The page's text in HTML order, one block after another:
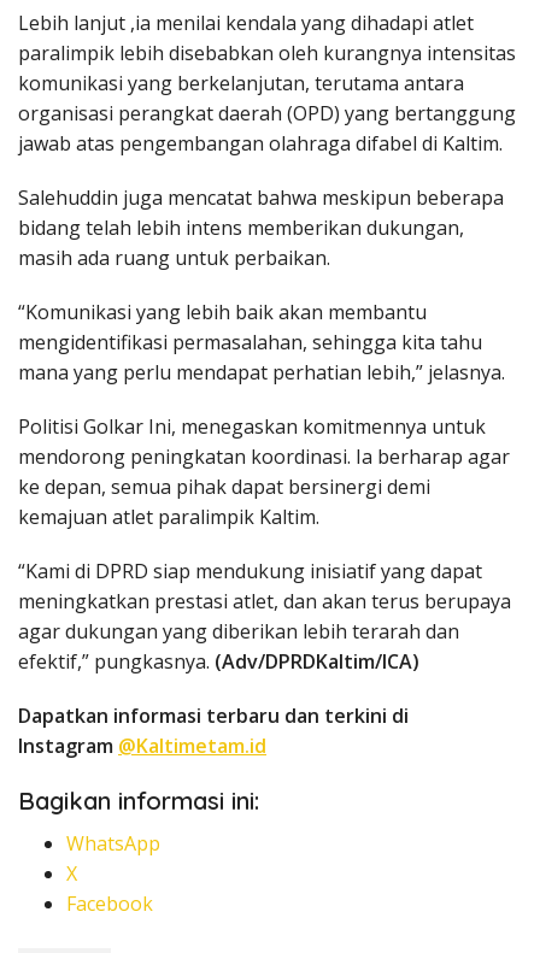
Lebih lanjut ,ia menilai kendala yang dihadapi atlet
paralimpik lebih disebabkan oleh kurangnya intensitas
komunikasi yang berkelanjutan, terutama antara
organisasi perangkat daerah (OPD) yang bertanggung
jawab atas pengembangan olahraga difabel di Kaltim.
Salehuddin juga mencatat bahwa meskipun beberapa
bidang telah lebih intens memberikan dukungan,
masih ada ruang untuk perbaikan.
“Komunikasi yang lebih baik akan membantu
mengidentifikasi permasalahan, sehingga kita tahu
mana yang perlu mendapat perhatian lebih,” jelasnya.
Politisi Golkar Ini, menegaskan komitmennya untuk
mendorong peningkatan koordinasi. Ia berharap agar
ke depan, semua pihak dapat bersinergi demi
kemajuan atlet paralimpik Kaltim.
“Kami di DPRD siap mendukung inisiatif yang dapat
meningkatkan prestasi atlet, dan akan terus berupaya
agar dukungan yang diberikan lebih terarah dan
efektif,” pungkasnya. (Adv/DPRDKaltim/ICA)
Dapatkan informasi terbaru dan terkini di
Instagram @Kaltimetam.id
Bagikan informasi ini:
WhatsApp
X
Facebook